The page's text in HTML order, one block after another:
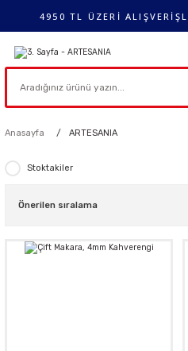
4950 TL ÜZERİ
Anasayfa ARTESANIA
Stoktakiler